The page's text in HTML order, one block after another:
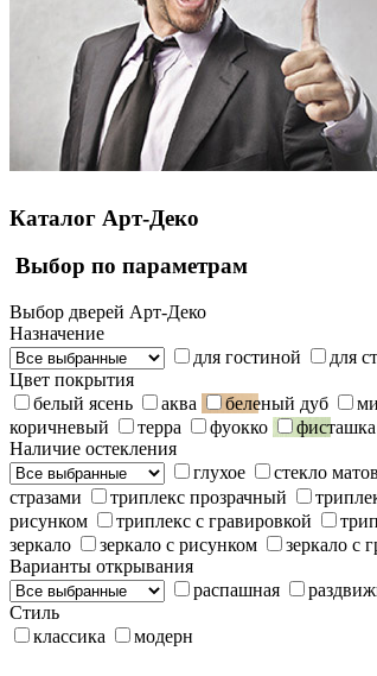
Каталог Арт-Деко
Выбор по параметрам
Выбор дверей Арт-Деко
Назначение
для гостиной
для
Цвет покрытия
белый ясень
аква беленый дуб
коричневый
терра фуокко фисташка
Наличие остекления
глухое
стекло
стразами
триплекс прозрачный
рисунком
триплекс с гравировкой
зеркало
зеркало с рисунком зеркало с
Варианты открывания
распашная
Стиль
классика
модерн